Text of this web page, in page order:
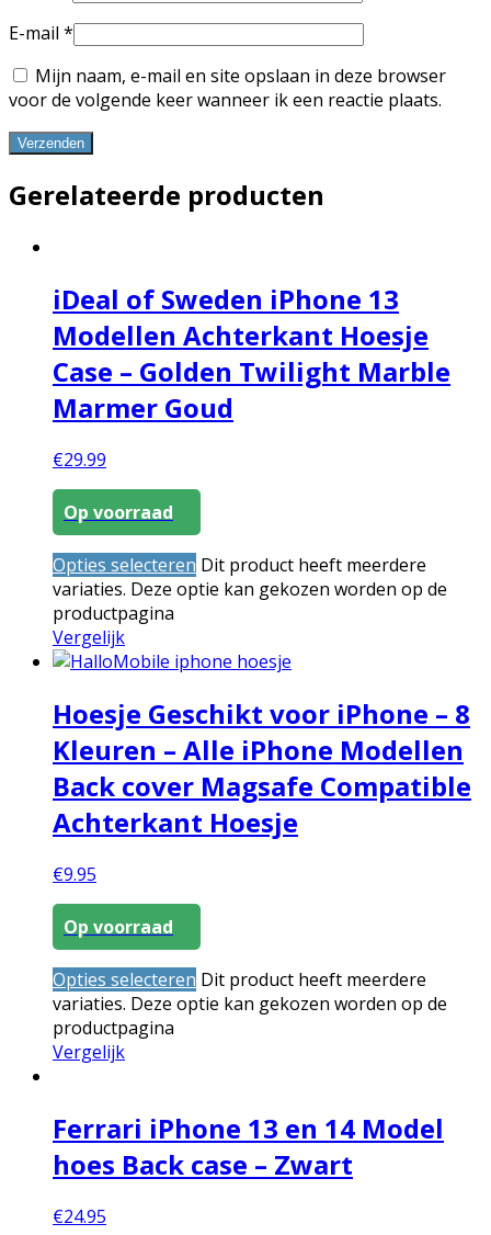
E-mail *
Mijn naam, e-mail en site opslaan in deze browser
voor de volgende keer wanneer ik een reactie plaats.
Gerelateerde producten
iDeal of Sweden iPhone 13
Modellen Achterkant Hoesje
Case – Golden Twilight Marble
Marmer Goud
€29.99
Op voorraad
Opties selecteren Dit product heeft meerdere
variaties. Deze optie kan gekozen worden op de
productpagina
Vergelijk
Hoesje Geschikt voor iPhone – 8
Kleuren – Alle iPhone Modellen
Back cover Magsafe Compatible
Achterkant Hoesje
€9.95
Op voorraad
Opties selecteren Dit product heeft meerdere
variaties. Deze optie kan gekozen worden op de
productpagina
Vergelijk
Ferrari iPhone 13 en 14 Model
hoes Back case – Zwart
€24.95